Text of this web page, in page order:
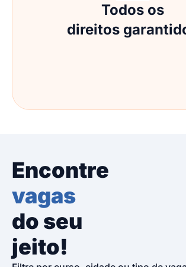
Todos os
direitos
Encontre
vagas
do seu
jeito!